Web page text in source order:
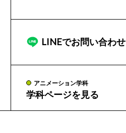
LINEでお問い合わせ
アニメーション学科
学科ページを見る